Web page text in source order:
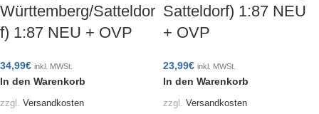
Württemberg/Satteldor
f) 1:87 NEU + OVP
34,99€ inkl. MWSt.
In den Warenkorb
zzgl. Versandkosten
Satteldorf) 1:87 NEU
+ OVP
23,99€ inkl. MWSt.
In den Warenkorb
zzgl. Versandkosten